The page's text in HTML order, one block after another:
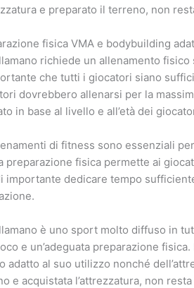
e preparato il terreno, non
fisica VMA e bodybuilding
richiede un allenamento
che tutti i giocatori siano
dovrebbero allenarsi per la
in base al livello e all’età dei
di fitness sono essenziali
preparazione fisica permette ai
importante dedicare tempo
è uno sport molto diffuso in
e un’adeguata preparazione
adatto al suo utilizzo nonché
e acquistata l’attrezzatura, non